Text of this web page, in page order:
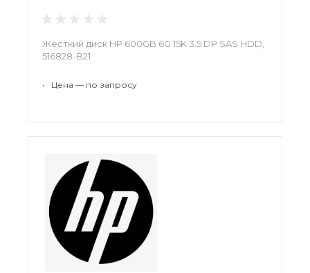
Жесткий диск HP 600GB 6G 15K 3.5 DP SAS HDD,
516828-B21
• Цена — по запросу